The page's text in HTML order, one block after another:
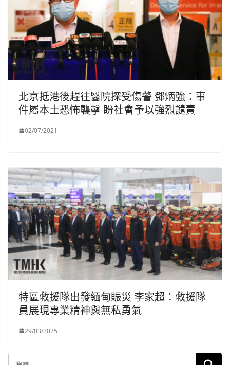
北京抵港後趕往醫院探受傷警 鄧炳強：事
件屬本土恐怖襲擊 盼社會予以強烈譴責
02/07/2021
特區救援隊出發緬甸賑災 李家超：救援隊
員展現專業精神與無私勇氣
29/03/2025